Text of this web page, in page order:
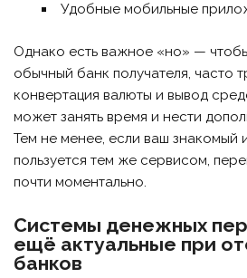
Удобные мобильные
Однако есть важное «но» —
обычный банк получателя, часто
конвертация валюты и вывод
может занять время и нести
Тем не менее, если ваш знакомый
пользуется тем же сервисом,
почти моментально.
Системы денежных
ещё актуальные при
банков